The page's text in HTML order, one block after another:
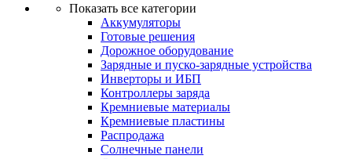
Показать все категории
Аккумуляторы
Готовые решения
Дорожное оборудование
Зарядные и пуско-зарядные устройства
Инверторы и ИБП
Контроллеры заряда
Кремниевые материалы
Кремниевые пластины
Распродажа
Солнечные панели